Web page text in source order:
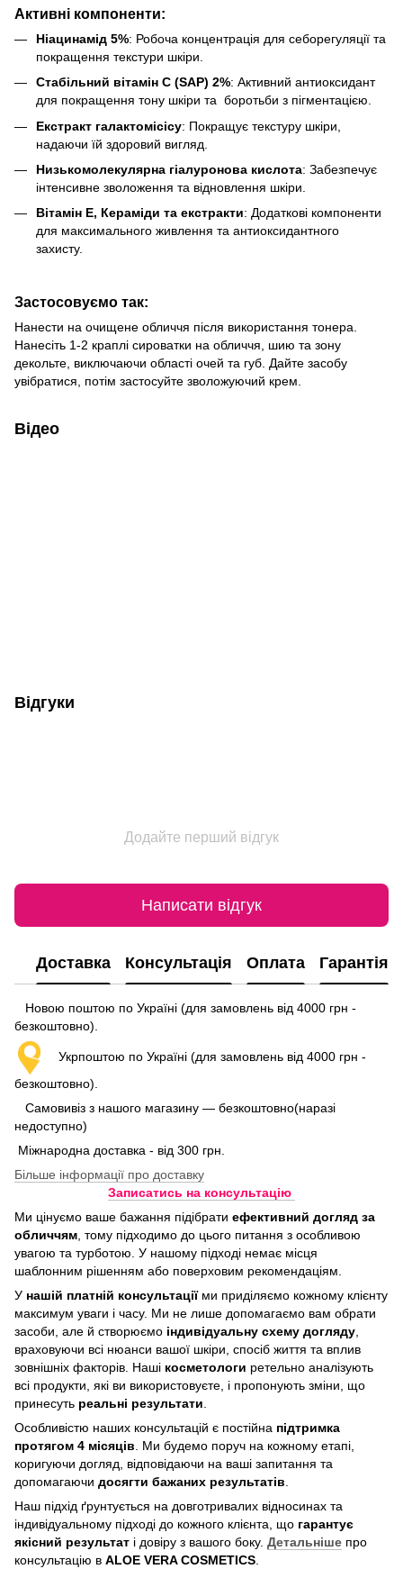
Активні компоненти:
Ніацинамід 5%: Робоча концентрація для себорегуляції та
покращення текстури шкіри.
Стабільний вітамін C (SAP) 2%: Активний антиоксидант
для покращення тону шкіри та боротьби з пігментацією.
Екстракт галактомісісу: Покращує текстуру шкіри,
надаючи їй здоровий вигляд.
Низькомолекулярна гіалуронова кислота: Забезпечує
інтенсивне зволоження та відновлення шкіри.
Вітамін E, Кераміди та екстракти: Додаткові компоненти
для максимального живлення та антиоксидантного
захисту.
Застосовуємо так:
Нанести на очищене обличчя після використання тонера.
Нанесіть 1-2 краплі сироватки на обличчя, шию та зону
декольте, виключаючи області очей та губ. Дайте засобу
увібратися, потім застосуйте зволожуючий крем.
Відео
Відгуки
Додайте перший відгук
Написати відгук
Доставка Консультація Оплата Гарантія
Новою поштою по Україні (для замовлень від 4000 грн -
безкоштовно).
Укрпоштою по Україні (для замовлень від 4000 грн -
безкоштовно).
Самовивіз з нашого магазину — безкоштовно(наразі
недоступно)
Міжнародна доставка - від 300 грн.
Більше інформації про доставку
Записатись на консультацію
Ми цінуємо ваше бажання підібрати ефективний догляд за
обличчям , тому підходимо до цього питання з особливою
увагою та турботою. У нашому підході немає місця
шаблонним рішенням або поверховим рекомендаціям.
У нашій платній консультаціїми приділяємо кожному клієнту
максимум уваги і часу. Ми не лише допомагаємо вам обрати
засоби, але й створюємо індивідуальну схему догляду
враховуючи всі нюанси вашої шкіри, спосіб життя та вплив
зовнішніх факторів. Наші косметологи ретельно аналізують
всі продукти, які ви використовуєте, і пропонують зміни, що
принесуть реальні результати
Особливістю наших консультацій є постійна підтримка
протягом 4 місяців . Ми будемо поруч на кожному етапі,
коригуючи догляд, відповідаючи на ваші запитання та
допомагаючи досягти бажаних результатів
Наш підхід ґрунтується на довготривалих відносинах та
індивідуальному підході до кожного клієнта, що гарантує
якісний результат і довіру з вашого боку. Детальніше про
консультацію в ALOE VERA COSMETICS